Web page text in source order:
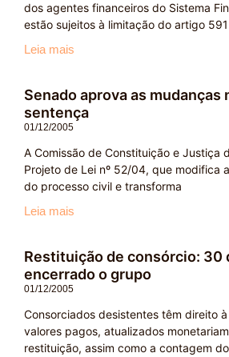
dos agentes financeiros do Sistema
estão sujeitos à limitação do artigo
Leia mais
Senado aprova as mudanças
sentença
01/12/2005
A Comissão de Constituição e Justiça
Projeto de Lei nº 52/04, que modifica
do processo civil e transforma
Leia mais
Restituição de consórcio: 30
encerrado o grupo
01/12/2005
Consorciados desistentes têm direito
valores pagos, atualizados
restituição, assim como a contagem